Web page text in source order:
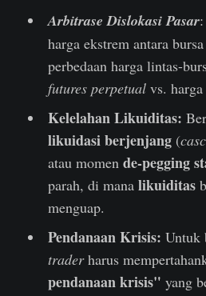
Arbitrase Dislokasi Pasar:
harga ekstrem antara
perbedaan harga lintas-
futures perpetualvs. harga
Kelelahan Likuiditas:
likuidasi berjenjang(
atau momen de-pegging
parah, di mana likuiditas
menguap.
Pendanaan Krisis: Untuk
traderharus
pendanaan krisis" yang